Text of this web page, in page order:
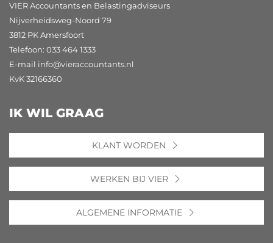
VIER Accountants en Belastingadviseurs
Nijverheidsweg-Noord 79
3812 PK Amersfoort
Telefoon: 033 464 1333
E-mail info@vieraccountants.nl
KvK 32166360
IK WIL GRAAG
KLANT WORDEN
WERKEN BIJ VIER
ALGEMENE INFORMATIE